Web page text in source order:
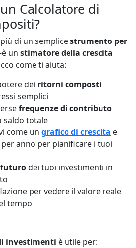
Calcolatore di
di un semplicestrumento per
un stimatore della crescita
come ti aiuta:
dei ritorni composti
semplici
frequenze di contributo
saldo totale
come un grafico di crescita e
anno per pianificare i tuoi
dei tuoi investimenti in
per vedere il valore reale
tempo
investimenti è utile per: